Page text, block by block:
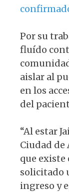
Por su
fluído
aislar al
en los
del
“Al estar
Ciudad
que existe
solicitado
ingreso y